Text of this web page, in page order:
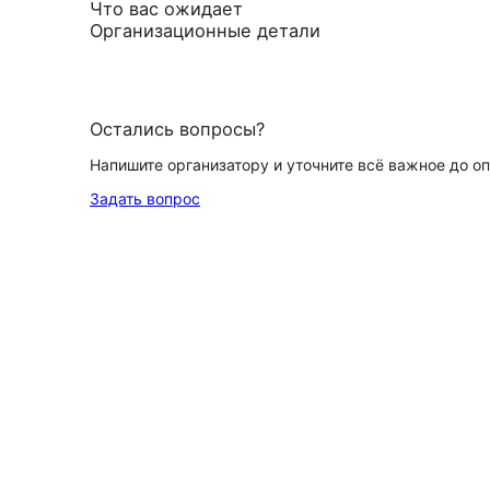
Что вас ожидает
Организационные детали
Остались вопросы?
Напишите организатору и уточните всё важное до
Задать вопрос